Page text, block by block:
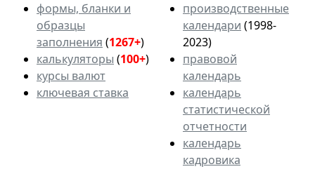
формы, бланки и
образцы
заполнения (1267+)
калькуляторы (100+)
курсы валют
ключевая ставка
производственные
календари (1998-
2023)
правовой
календарь
календарь
статистической
отчетности
календарь
кадровика